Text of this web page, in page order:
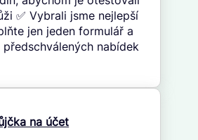
✅ Vybrali jsme nejlepší
jen jeden formulář a
nabídek
na účet